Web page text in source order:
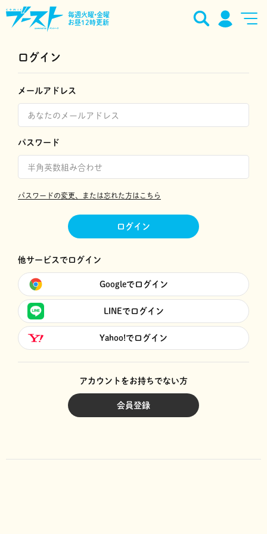
毎週火曜•金曜
お昼12時更新
ログイン
メールアドレス
パスワード
パスワードの変更、または忘れた方はこちら
ログイン
他サービスでログイン
Googleでログイン
LINEでログイン
Yahoo!でログイン
アカウントをお持ちでない方
会員登録